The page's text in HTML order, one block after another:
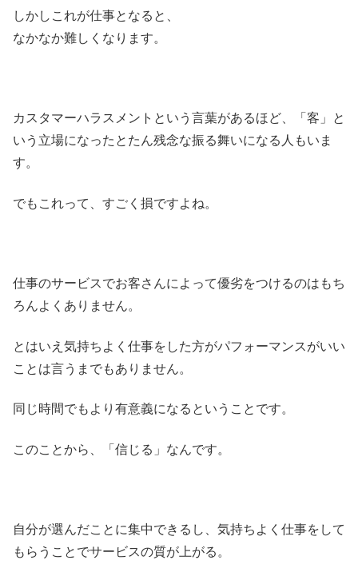
しかしこれが仕事となると、
なかなか難しくなります。
カスタマーハラスメントという言葉があるほど、「客」と
いう立場になったとたん残念な振る舞いになる人もいま
す。
でもこれって、すごく損ですよね。
仕事のサービスでお客さんによって優劣をつけるのはもち
ろんよくありません。
とはいえ気持ちよく仕事をした方がパフォーマンスがいい
ことは言うまでもありません。
同じ時間でもより有意義になるということです。
このことから、「信じる」なんです。
自分が選んだことに集中できるし、気持ちよく仕事をして
もらうことでサービスの質が上がる。